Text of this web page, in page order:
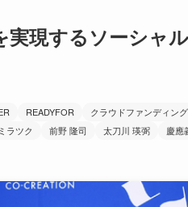
現するソーシャ
READYFOR クラウドファンディング
ミラツク 前野 隆司 太刀川 瑛弼 慶應